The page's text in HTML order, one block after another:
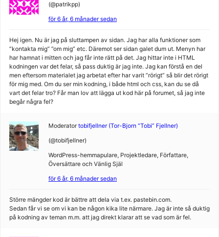
(@patrikpp)
för 6 år, 6 månader sedan
Hej igen. Nu är jag på sluttampen av sidan. Jag har alla funktioner som
”kontakta mig” ”om mig” etc. Däremot ser sidan galet dum ut. Menyn har
har hamnat i mitten och jag får inte rätt på det. Jag hittar inte i HTML
kodningen var det felar, så pass duktig är jag inte. Jag kan förstå en del
men eftersom materialet jag arbetat efter har varit ”rörigt” så blir det rörigt
för mig med. Om du ser min kodning, i både html och css, kan du se då
vart det felar tro? Får man lov att lägga ut kod här på forumet, så jag inte
begår några fel?
Moderator tobifjellner (Tor-Bjorn “Tobi” Fjellner)
(@tobifjellner)
WordPress-hemmapulare, Projektledare, Författare,
Översättare och Vänlig Själ
för 6 år, 6 månader sedan
Större mängder kod är bättre att dela via t.ex. pastebin.com.
Sedan får vi se om vi kan be någon kika lite närmare. Jag är inte så duktig
på kodning av teman m.m. att jag direkt klarar att se vad som är fel.